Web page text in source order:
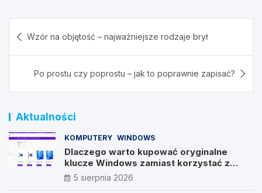
wpisu
Wzór na objętość – najważniejsze rodzaje brył
Po prostu czy poprostu – jak to poprawnie zapisać?
Aktualności
KOMPUTERY WINDOWS
Dlaczego warto kupować oryginalne
klucze Windows zamiast korzystać z
nieautoryzowanych źródeł?
5 sierpnia 2026